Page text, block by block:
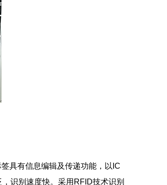
具有信息编辑及传递功能，以IC
识别速度快。采用RFID技术识别